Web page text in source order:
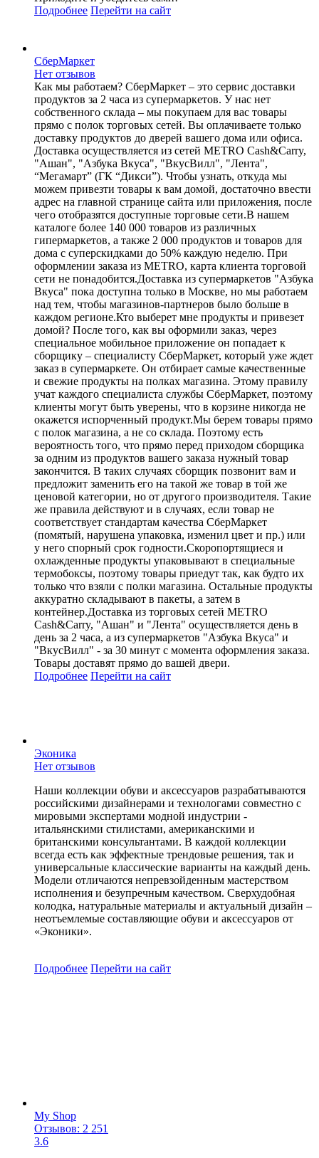
Подробнее Перейти на сайт
СберМаркет
Нет отзывов
Как мы работаем? СберМаркет – это cервис доставки
продуктов за 2 часа из супермаркетов. У нас нет
собственного склада – мы покупаем для вас товары
прямо с полок торговых сетей. Вы оплачиваете только
доставку продуктов до дверей вашего дома или офиса.
Доставка осуществляется из сетей METRO Cash&Carry,
"Ашан", "Азбука Вкуса", "ВкусВилл", "Лента",
“Мегамарт” (ГК “Дикси”). Чтобы узнать, откуда мы
можем привезти товары к вам домой, достаточно ввести
адрес на главной странице сайта или приложения, после
чего отобразятся доступные торговые сети.В нашем
каталоге более 140 000 товаров из различных
гипермаркетов, а также 2 000 продуктов и товаров для
дома с суперскидками до 50% каждую неделю. При
оформлении заказа из METRO, карта клиента торговой
сети не понадобится.Доставка из супермаркетов "Азбука
Вкуса" пока доступна только в Москве, но мы работаем
над тем, чтобы магазинов-партнеров было больше в
каждом регионе.Кто выберет мне продукты и привезет
домой? После того, как вы оформили заказ, через
специальное мобильное приложение он попадает к
сборщику – специалисту СберМаркет, который уже ждет
заказ в супермаркете. Он отбирает самые качественные
и свежие продукты на полках магазина. Этому правилу
учат каждого специалиста службы СберМаркет, поэтому
клиенты могут быть уверены, что в корзине никогда не
окажется испорченный продукт.Мы берем товары прямо
с полок магазина, а не со склада. Поэтому есть
вероятность того, что прямо перед приходом сборщика
за одним из продуктов вашего заказа нужный товар
закончится. В таких случаях сборщик позвонит вам и
предложит заменить его на такой же товар в той же
ценовой категории, но от другого производителя. Такие
же правила действуют и в случаях, если товар не
соответствует стандартам качества СберМаркет
(помятый, нарушена упаковка, изменил цвет и пр.) или
у него спорный срок годности.Скоропортящиеся и
охлажденные продукты упаковывают в специальные
термобоксы, поэтому товары приедут так, как будто их
только что взяли с полки магазина. Остальные продукты
аккуратно складывают в пакеты, а затем в
контейнер.Доставка из торговых сетей METRO
Cash&Carry, "Ашан" и "Лента" осуществляется день в
день за 2 часа, а из супермаркетов "Азбука Вкуса" и
"ВкусВилл" - за 30 минут с момента оформления заказа.
Товары доставят прямо до вашей двери.
Подробнее Перейти на сайт
Эконика
Нет отзывов
Наши коллекции обуви и аксессуаров разрабатываются
российскими дизайнерами и технологами совместно с
мировыми экспертами модной индустрии -
итальянскими стилистами, американскими и
британскими консультантами. В каждой коллекции
всегда есть как эффектные трендовые решения, так и
универсальные классические варианты на каждый день.
Модели отличаются непревзойденным мастерством
исполнения и безупречным качеством. Сверхудобная
колодка, натуральные материалы и актуальный дизайн –
неотъемлемые составляющие обуви и аксессуаров от
«Эконики».
Подробнее Перейти на сайт
My Shop
Отзывов: 2 251
3.6